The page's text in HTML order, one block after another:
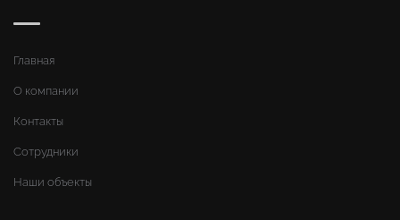
Главная
О компании
Контакты
Сотрудники
Наши объекты